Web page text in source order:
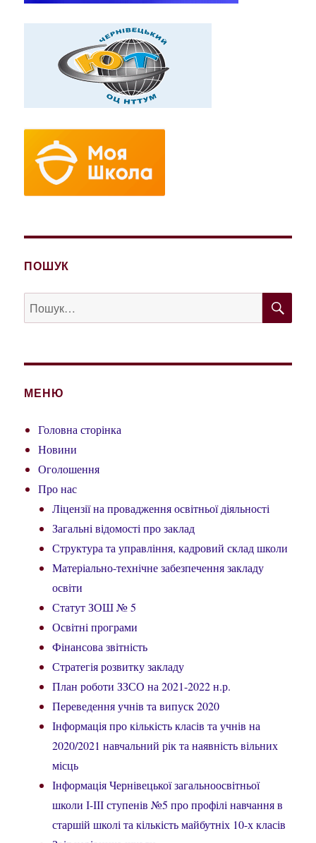
ПОШУК
Пошук
за
МЕНЮ
Головна сторінка
Новини
Оголошення
Про нас
Ліцензії на провадження освітньої діяльності
Загальні відомості про заклад
Структура та управління, кадровий склад школи
Матеріально-технічне забезпечення закладу
освіти
Статут ЗОШ № 5
Освітні програми
Фінансова звітність
Стратегія розвитку закладу
План роботи ЗЗСО на 2021-2022 н.р.
Переведення учнів та випуск 2020
Інформація про кількість класів та учнів на
2020/2021 навчальний рік та наявність вільних
місць
Інформація Чернівецької загальноосвітньої
школи І-ІІІ ступенів №5 про профілі навчання в
старшій школі та кількість майбутніх 10-х класів